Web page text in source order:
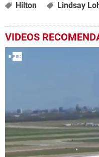
Hilton Lindsay
VIDEOS